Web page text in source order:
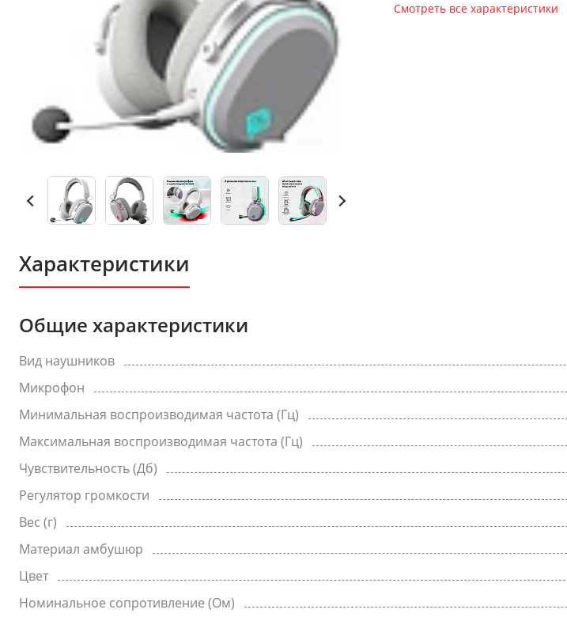
Смотреть все характеристики
Характеристики
Общие характеристики
Вид наушников
Микрофон
Минимальная воспроизводимая частота (Гц)
Максимальная воспроизводимая частота (Гц)
Чувствительность (Дб)
Регулятор громкости
Вес (г)
Материал амбушюр
Цвет
Номинальное сопротивление (Ом)